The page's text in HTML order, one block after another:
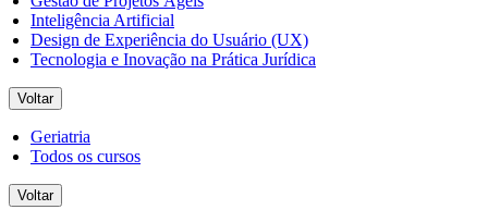
Inteligência Artificial
Design de Experiência do Usuário (UX)
Tecnologia e Inovação na Prática Jurídica
Voltar
Geriatria
Todos os cursos
Voltar